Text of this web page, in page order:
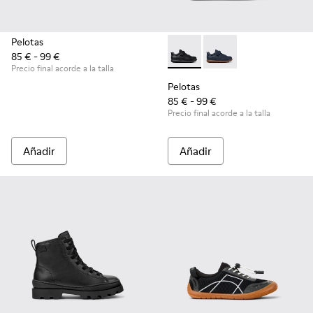
Pelotas
85 € - 99 €
Precio final acorde a la talla
Añadir
Pelotas - K800316-003 -
Pelotas - K800316-
Pelotas
85 € - 99 €
Precio final acorde a la talla
Añadir